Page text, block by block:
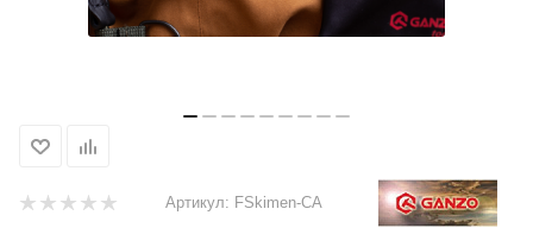
Артикул: FSkimen-CA